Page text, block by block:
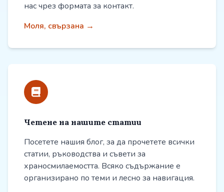
нас чрез формата за контакт.
Моля, свързана →
Четене на нашите статии
Посетете нашия блог, за да прочетете всички
статии, ръководства и съвети за
храносмилаемостта. Всяко съдържание е
организирано по теми и лесно за навигация.